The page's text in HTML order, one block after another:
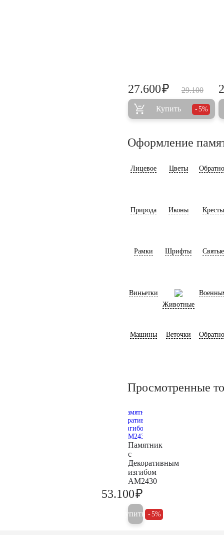
29.100
27.600₽
Купить 5%
Оформление
Лицевое Цветы
Природа Иконы Кресты
Рамки Шрифты Святые
Виньетки
Животные
Машины Веточки
Просмотренные
Памятник
с
Декоративным
изгибом
AM2430
53.100₽
Купить 5%